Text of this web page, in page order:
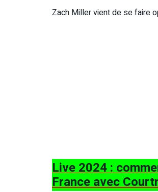
Zach Miller vient de se faire
Live 2024 :
France avec